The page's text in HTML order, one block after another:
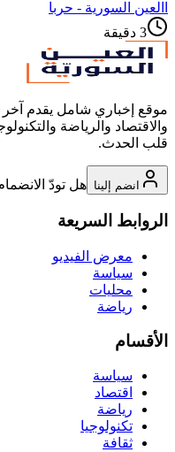
العين السورية - حربا
3 دقيقة
موقع إخباري شامل يقدم آخر
والاقتصاد والرياضة
قلب الحدث.
انضم إلينا هل تودّ
الروابط السريعة
معرض الفيديو
سياسة
محليات
رياضة
الأقسام
سياسة
اقتصاد
رياضة
تكنولوجيا
ثقافة